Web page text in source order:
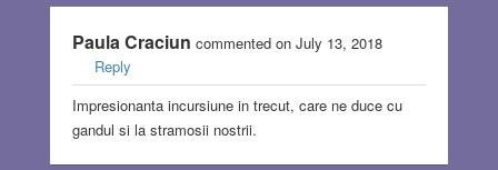
Paula Craciun commented on July 13, 2018
Reply
Impresionanta incursiune in trecut, care ne duce cu
gandul si la stramosii nostrii.